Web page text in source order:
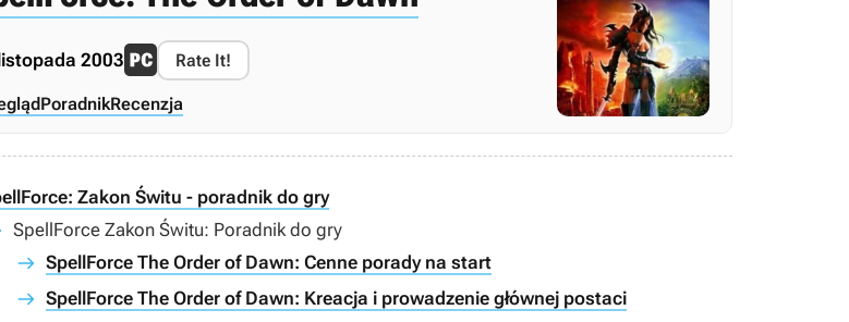
2003 Rate It!
PoradnikRecenzja
Zakon Świtu - poradnik do gry
SpellForce Zakon Świtu: Poradnik do gry
SpellForce The Order of Dawn: Cenne porady na start
SpellForce The Order of Dawn: Kreacja i prowadzenie głównej postaci